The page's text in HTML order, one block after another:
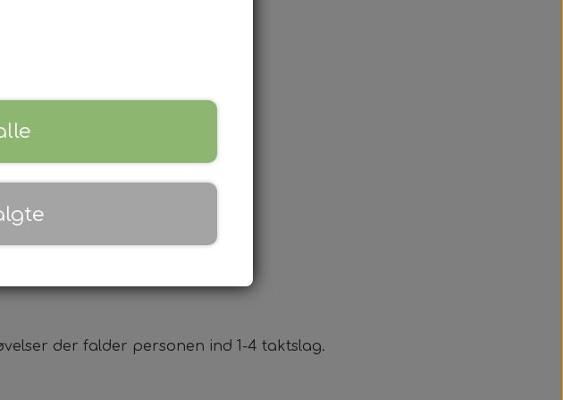
over mulige opstillinger i space
der falder personen ind 1-4 taktslag.